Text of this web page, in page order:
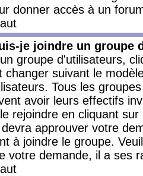
donner accès à un
je joindre un groupe
groupe d'utilisateurs,
changer suivant le
Tous les
avoir leurs effectifs
rejoindre en cliquant
approuver votre
à joindre le groupe.
votre demande, il a ses